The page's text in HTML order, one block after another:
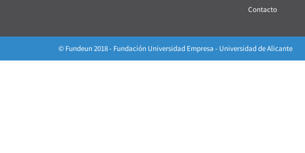
Contacto
© Fundeun 2018 - Fundación Universidad Empresa - Universidad de Alicante